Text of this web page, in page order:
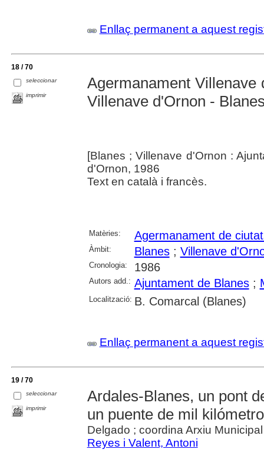
Enllaç permanent a aquest
18 / 70
seleccionar
imprimir
Agermanament
Villenave d'Ornon -
[Blanes ; Villenave d'Ornon :
d'Ornon, 1986
Text en català i francès.
Matèries: Agermanament de
Àmbit: Blanes; Villenave
Cronologia: 1986
Autors add.: Ajuntament de Blanes;
Localització: B. Comarcal (Blanes)
Enllaç permanent a aquest
19 / 70
seleccionar
imprimir
Ardales-Blanes, un pont
un puente de mil
Delgado ; coordina Arxiu
Reyes i Valent, Antoni